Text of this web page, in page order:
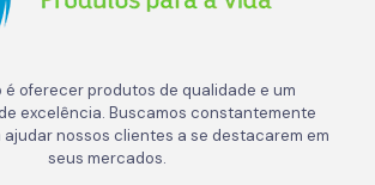
é oferecer produtos de qualidade e um
excelência. Buscamos constantemente
nossos clientes a se destacarem em
seus mercados.